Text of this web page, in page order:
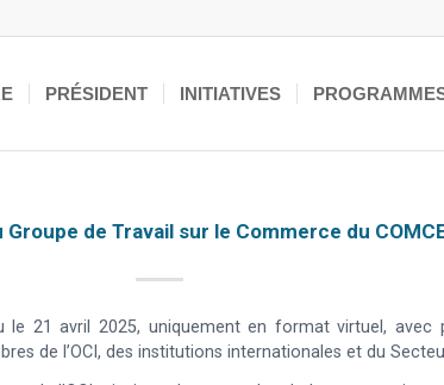
PRÉSIDENT INITIATIVES
Groupe de Travail sur le Commerce du
le 21 avril 2025, uniquement en format virtuel,
de l’OCI, des institutions internationales et du